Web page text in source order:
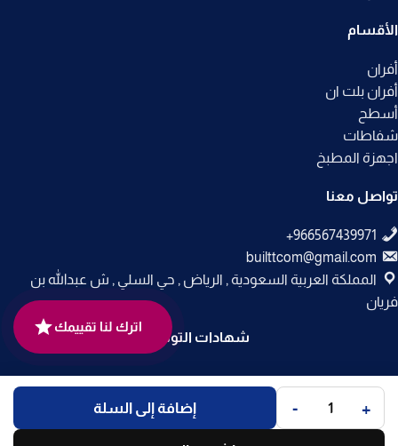
الأقسام
أفران
أفران بلت ان
أسطح
شفاطات
اجهزة المطبخ
تواصل معنا
builttcom@gmail.com
المملكة العربية السعودية , الرياض , حي السلي , ش عبدالله بن
فريان
شهادات التوثيق
جميع الحقوق محفوظة لـمتجر بلت إن© 2025.
تم التطوير بواسطةCode Times
. +
- إضافة إلى السلة
اترك لنا تقييمك